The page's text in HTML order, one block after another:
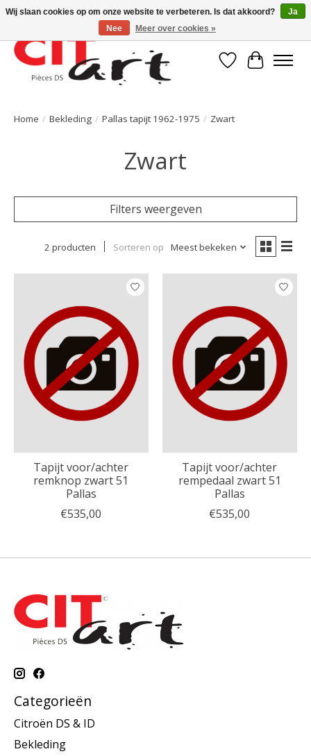
Verlanglijst
Home / Bekleding / Pallas tapijt 1962-1975 / Zwart
Zwart
Filters weergeven
2 producten Sorteren op Meest bekeken
Tapijt voor/achter
remknop zwart 51
Pallas
€535,00
Tapijt voor/achter
rempedaal zwart 51
Pallas
€535,00
Categorieën
Citroën DS & ID
Bekleding
Wij slaan cookies op om onze website te verbeteren. Is dat akkoord?
Ja
Nee
Meer over cookies »